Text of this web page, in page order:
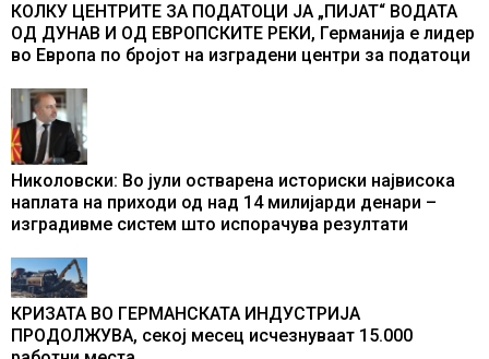
КОЛКУ ЦЕНТРИТЕ ЗА ПОДАТОЦИ ЈА „ПИЈАТ“ ВОДАТА
ОД ДУНАВ И ОД ЕВРОПСКИТЕ РЕКИ, Германија е лидер
во Европа по бројот на изградени центри за податоци
Николовски: Во јули остварена историски највисока
наплата на приходи од над 14 милијарди денари –
изградивме систем што испорачува резултати
КРИЗАТА ВО ГЕРМАНСКАТА ИНДУСТРИЈА
ПРОДОЛЖУВА, секој месец исчезнуваат 15.000